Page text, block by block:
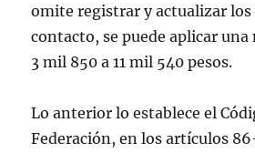
omite registrar y actualizar los
contacto, se puede aplicar una
3 mil 850 a 11 mil 540 pesos.
Lo anterior lo establece el
Federación, en los artículos